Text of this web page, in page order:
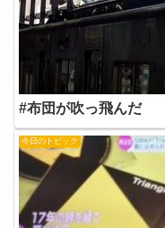
#布団が吹っ飛んだ
今日のトピック